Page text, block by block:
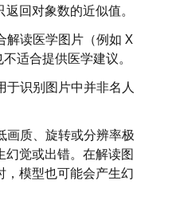
回对象数的近似值。
解读医学图片（例如 X
适合提供医学建议。
于识别图片中并非名人
画质、旋转或分辨率极
幻觉或出错。在解读图
，模型也可能会产生幻